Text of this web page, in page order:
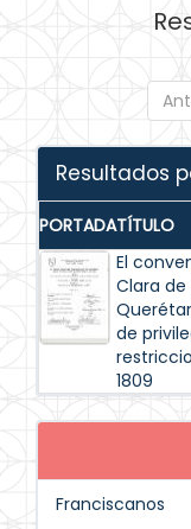
Resultados
PORTADATÍTULO
El
Clara de
de
1809
Franciscanos